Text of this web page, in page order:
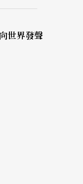
世界發聲